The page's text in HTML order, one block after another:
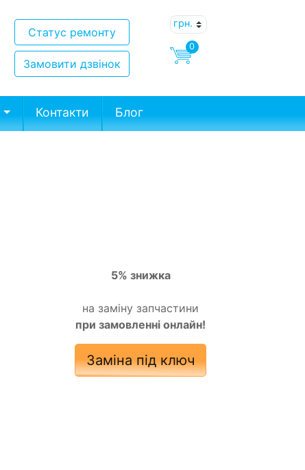
Статус ремонту
Замовити дзвінок
0
Контакти Блог
5% знижка
на заміну запчастини
при замовленні онлайн!
Заміна під ключ